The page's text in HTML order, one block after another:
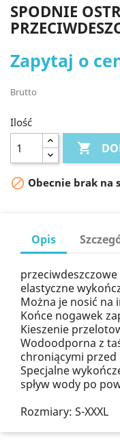
SPODNIE
Zapytaj o
Brutto
Ilość

 Obecnie brak na
Opis
elastyczne
Można je nosić na
Końce nogawek
Kieszenie
Wodoodporna z
chroniącymi
Specjalne
spływ wody po
Rozmiary: S-XXXL